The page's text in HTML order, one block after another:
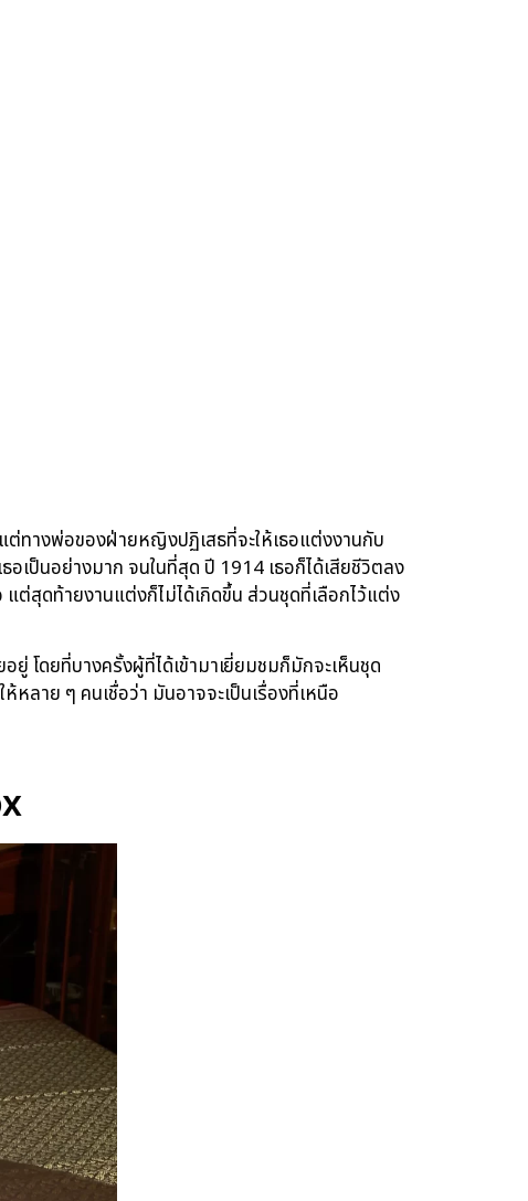
ทางพ่อของฝ่ายหญิงปฏิเสธที่จะให้เธอแต่งงานกับ
เป็นอย่างมาก จนในที่สุด ปี 1914 เธอก็ได้เสียชีวิตลง
แต่สุดท้ายงานแต่งก็ไม่ได้เกิดขึ้น ส่วนชุดที่เลือกไว้แต่ง
โดยที่บางครั้งผู้ที่ได้เข้ามาเยี่ยมชมก็มักจะเห็นชุด
ลาย ๆ คนเชื่อว่า มันอาจจะเป็นเรื่องที่เหนือ